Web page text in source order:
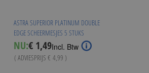
ASTRA SUPERIOR PLATINUM DOUBLE
EDGE SCHEERMESJES 5 STUKS
NU:Special
Price
€ 1,49Incl. Btw
( ADVIESPRIJS € 4,99 )